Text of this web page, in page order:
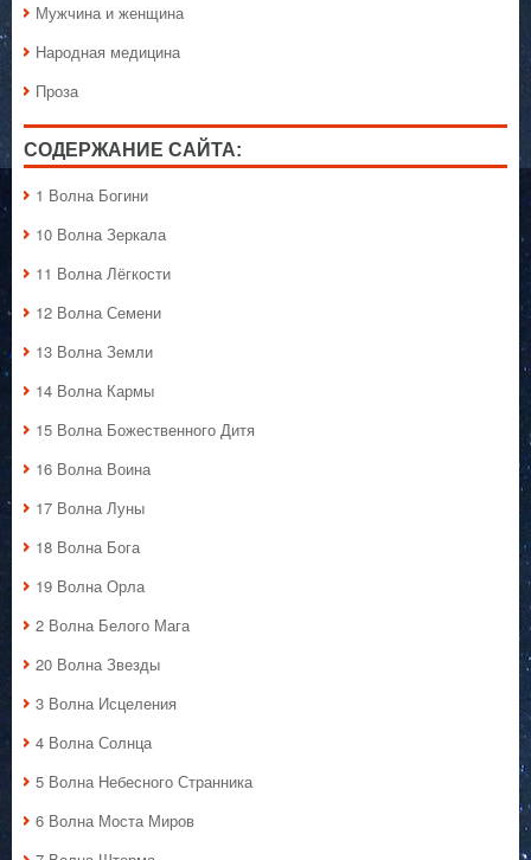
Мужчина и женщина
Народная медицина
Проза
СОДЕРЖАНИЕ САЙТА:
1 Волна Богини
10 Волна Зеркала
11 Волна Лёгкости
12 Волна Семени
13 Волна Земли
14 Волна Кармы
15 Волна Божественного Дитя
16 Волна Воина
17 Волна Луны
18 Волна Бога
19 Волна Орла
2 Волна Белого Мага
20 Волна Звезды
3 Волна Исцеления
4 Волна Солнца
5 Волна Небесного Странника
6 Волна Моста Миров